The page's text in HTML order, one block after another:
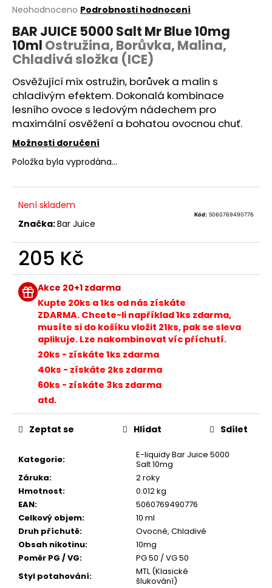
Průměrné
produktu
je
0,0
z
5
hvězdiček.
Neohodnoceno Podrobnosti hodnocení
BAR JUICE 5000 Salt Mr Blue 10mg
10ml Ostružina, Borůvka, Malina,
Chladivá složka (ICE)
Osvěžující mix ostružin, borůvek a malin s
chladivým efektem. Dokonalá kombinace
lesního ovoce s ledovým nádechem pro
maximální osvěžení a bohatou ovocnou chuť.
Možnosti doručení
Položka byla vyprodána…
Není skladem
Kód: 5060769490776
Značka:Bar Juice
205 Kč
Měrná
cena:Akce 20+1 zdarma
Kupte 20ks a 1ks od nás získáte
ZDARMA. Chcete-li například 1ks zdarma,
musíte si do košíku vložit 21ks, pak se sleva
aplikuje. Lze nakombinovat víc příchutí.
20ks - získáte 1ks zdarma
40ks - získáte 2ks zdarma
60ks - získáte 3ks zdarma
atd.
Kategorie:
E-liquidy Bar Juice 5000
Salt 10mg
Záruka:
2 roky
Hmotnost:
0.012 kg
EAN:
5060769490776
Celkový objem:
10 ml
Druh příchutě:
Ovocné, Chladivé
Obsah nikotinu:
10mg
Poměr PG / VG:
PG 50 / VG 50
Styl potahování:
MTL (Klasické
šlukování)
Zeptat se Hlídat Sdílet
a
j
í
t
?
o
p
r
u
č
u
BOOSTER
IMPERIA
5X10ML
20MG
Kč
Původně:
649
Kč